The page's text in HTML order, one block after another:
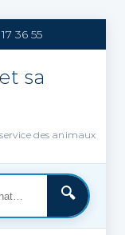
36 55
sa
des animaux